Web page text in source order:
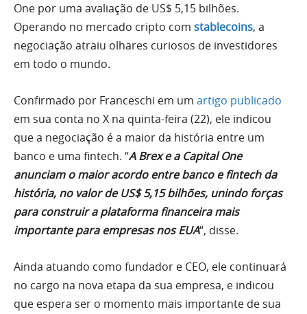
One por uma avaliação de US$ 5,15 bilhões.
Operando no mercado cripto com stablecoins, a
negociação atraiu olhares curiosos de investidores
em todo o mundo.
Confirmado por Franceschi em um artigo publicado
em sua conta no X na quinta-feira (22), ele indicou
que a negociação é a maior da história entre um
banco e uma fintech. “A Brex e a Capital One
anunciam o maior acordo entre banco e fintech da
história, no valor de US$ 5,15 bilhões, unindo forças
para construir a plataforma financeira mais
importante para empresas nos EUA“, disse.
Ainda atuando como fundador e CEO, ele continuará
no cargo na nova etapa da sua empresa, e indicou
que espera ser o momento mais importante de sua